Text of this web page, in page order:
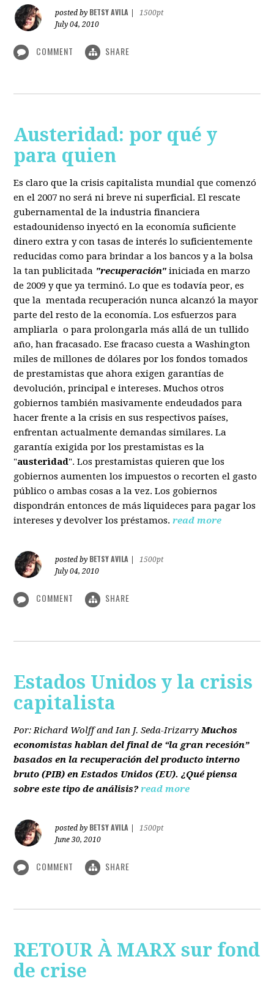
posted by BETSY AVILA
1500pt
July 04, 2010
COMMENT SHARE
Austeridad: por qué y
para quien
Es claro que la crisis capitalista mundial que comenzó
en el 2007 no será ni breve ni superficial. El rescate
gubernamental de la industria financiera
estadounidenso inyectó en la economía suficiente
dinero extra y con tasas de interés lo suficientemente
reducidas como para brindar a los bancos y a la bolsa
la tan publicitada "recuperación" iniciada en marzo
de 2009 y que ya terminó. Lo que es todavía peor, es
que la mentada recuperación nunca alcanzó la mayor
parte del resto de la economía. Los esfuerzos para
ampliarla o para prolongarla más allá de un tullido
año, han fracasado. Ese fracaso cuesta a Washington
miles de millones de dólares por los fondos tomados
de prestamistas que ahora exigen garantías de
devolución, principal e intereses. Muchos otros
gobiernos también masivamente endeudados para
hacer frente a la crisis en sus respectivos países,
enfrentan actualmente demandas similares. La
garantía exigida por los prestamistas es la
"austeridad". Los prestamistas quieren que los
gobiernos aumenten los impuestos o recorten el gasto
público o ambas cosas a la vez. Los gobiernos
dispondrán entonces de más liquideces para pagar los
intereses y devolver los préstamos. read more
posted by BETSY AVILA
1500pt
July 04, 2010
COMMENT SHARE
Estados Unidos y la crisis
capitalista
Por: Richard Wolff and Ian J. Seda-Irizarry Muchos
economistas hablan del final de “la gran recesión”
basados en la recuperación del producto interno
bruto(PIB)en Estados Unidos(EU). ¿Qué piensa
sobre este tipo de análisis? read more
posted by BETSY AVILA
1500pt
June 30, 2010
COMMENT SHARE
RETOUR À MARX sur fond
de crise